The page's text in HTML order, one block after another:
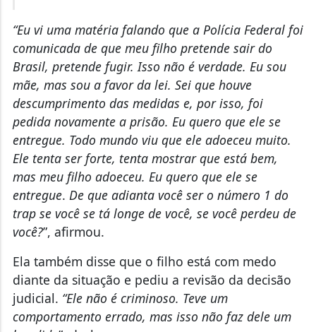
“Eu vi uma matéria falando que a Polícia Federal foi
comunicada de que meu filho pretende sair do
Brasil, pretende fugir. Isso não é verdade. Eu sou
mãe, mas sou a favor da lei. Sei que houve
descumprimento das medidas e, por isso, foi
pedida novamente a prisão. Eu quero que ele se
entregue. Todo mundo viu que ele adoeceu muito.
Ele tenta ser forte, tenta mostrar que está bem,
mas meu filho adoeceu. Eu quero que ele se
entregue. De que adianta você ser o número 1 do
trap se você se tá longe de você, se você perdeu de
você?”, afirmou.
Ela também disse que o filho está com medo
diante da situação e pediu a revisão da decisão
judicial. “Ele não é criminoso. Teve um
comportamento errado, mas isso não faz dele um